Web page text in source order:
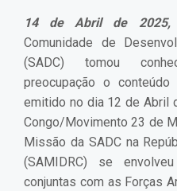
14 de Abril de 2025,
Comunidade de
(SADC) tomou
preocupação o
emitido no dia 12 de Abril
Congo/Movimento 23 de
Missão da SADC na
(SAMIDRC) se
conjuntas com as Forças